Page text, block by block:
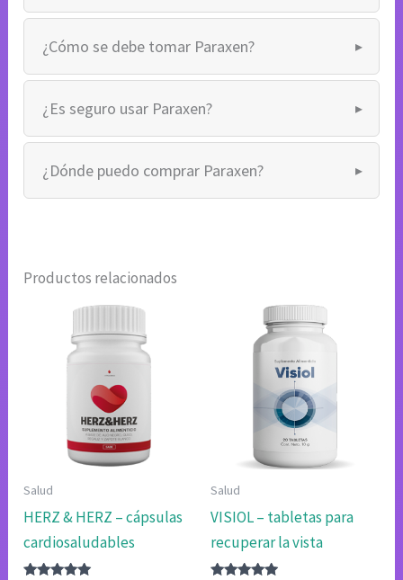
¿Cómo se debe tomar Paraxen?
¿Es seguro usar Paraxen?
¿Dónde puedo comprar Paraxen?
Productos relacionados
Salud
HERZ & HERZ – cápsulas
cardiosaludables
Salud
VISIOL – tabletas para
recuperar la vista